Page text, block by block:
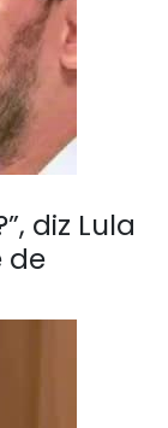
diz Lula
de